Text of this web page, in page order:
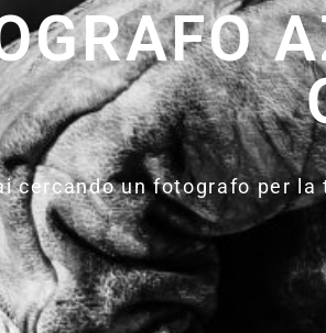
cercando un fotografo per